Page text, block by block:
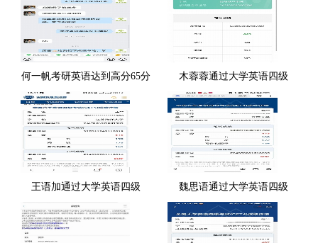
何一帆考研英语达到高分65分 木蓉蓉通过大学英语四级
王语加通过大学英语四级 魏思语通过大学英语四级